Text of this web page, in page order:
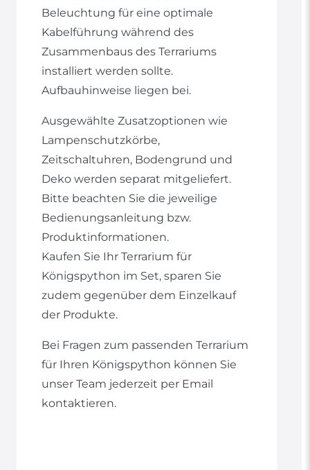
Beleuchtung für eine optimale
Kabelführung während des
Zusammenbaus des Terrariums
installiert werden sollte.
Aufbauhinweise liegen bei.
Ausgewählte Zusatzoptionen wie
Lampenschutzkörbe,
Zeitschaltuhren, Bodengrund und
Deko werden separat mitgeliefert.
Bitte beachten Sie die jeweilige
Bedienungsanleitung bzw.
Produktinformationen.
Kaufen Sie Ihr Terrarium für
Königspython im Set, sparen Sie
zudem gegenüber dem Einzelkauf
der Produkte.
Bei Fragen zum passenden Terrarium
für Ihren Königspython können Sie
unser Team jederzeit per Email
kontaktieren.